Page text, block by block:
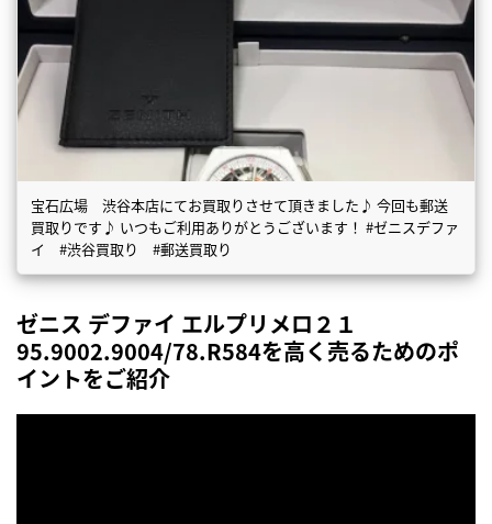
宝石広場 渋谷本店にてお買取りさせて頂きました♪ 今回も郵送
買取りです♪ いつもご利用ありがとうございます！ #ゼニスデファ
イ #渋谷買取り #郵送買取り
ゼニス デファイ エルプリメロ２１
95.9002.9004/78.R584を高く売るためのポ
イントをご紹介